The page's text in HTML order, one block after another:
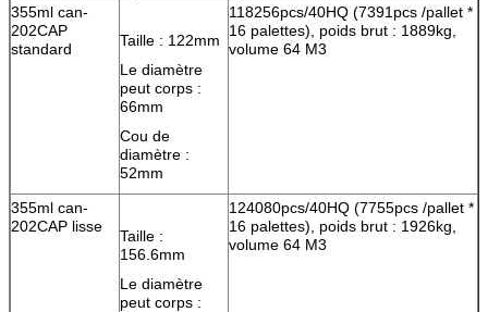
355ml can-
202CAP
standard
Taille : 122mm
Le diamètre
peut corps :
66mm
Cou de
diamètre :
52mm
118256pcs/40HQ (7391pcs /pallet *
16 palettes), poids brut : 1889kg,
volume 64 M3
355ml can-
202CAP lisse
Taille :
156.6mm
Le diamètre
peut corps :
124080pcs/40HQ (7755pcs /pallet *
16 palettes), poids brut : 1926kg,
volume 64 M3